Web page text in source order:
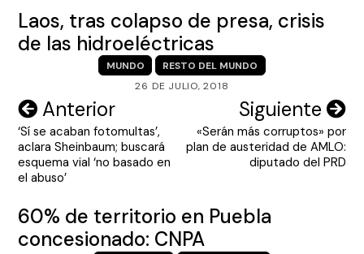
Laos, tras colapso de presa, crisis
de las hidroeléctricas
MUNDO
RESTO DEL MUNDO
26 DE JULIO, 2018
Navegación
de
entradas
Anterior
‘Sí se acaban fotomultas’,
aclara Sheinbaum; buscará
esquema vial ‘no basado en
el abuso’
Siguiente
«Serán más corruptos» por
plan de austeridad de AMLO:
diputado del PRD
60% de territorio en Puebla
concesionado: CNPA